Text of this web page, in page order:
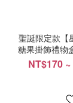
聖誕限定款【
糖果掛飾禮物
NT$170